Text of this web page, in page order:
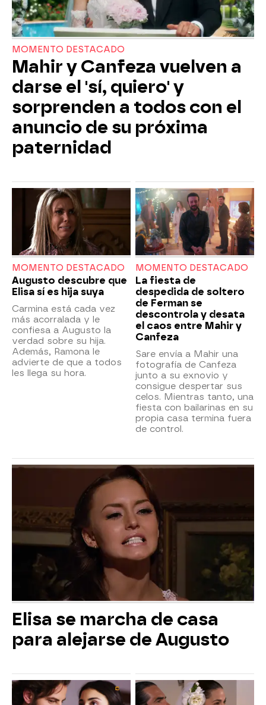
MOMENTO DESTACADO
Mahir y Canfeza vuelven a
darse el 'sí, quiero' y
sorprenden a todos con el
anuncio de su próxima
paternidad
MOMENTO DESTACADO
Augusto descubre que
Elisa sí es hija suya
Carmina está cada vez
más acorralada y le
confiesa a Augusto la
verdad sobre su hija.
Además, Ramona le
advierte de que a todos
les llega su hora.
MOMENTO DESTACADO
La fiesta de
despedida de soltero
de Ferman se
descontrola y desata
el caos entre Mahir y
Canfeza
Sare envía a Mahir una
fotografía de Canfeza
junto a su exnovio y
consigue despertar sus
celos. Mientras tanto, una
fiesta con bailarinas en su
propia casa termina fuera
de control.
Elisa se marcha de casa
para alejarse de Augusto